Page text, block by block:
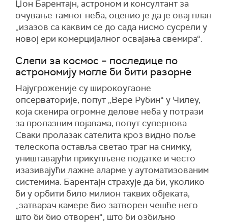
Џон Барентајн, астроном и консултант за
очување тамног неба, оценио је да је овај план
„изазов са каквим се до сада нисмо сусрели у
новој ери комерцијалног освајања свемира“.
Слепи за космос – последице по
астрономију могле би бити разорне
Најугроженије су широкоугаоне
опсерваторије, попут „Вере Рубин“ у Чилеу,
која скенира огромне делове неба у потрази
за пролазним појавама, попут супернова.
Сваки пролазак сателита кроз видно поље
телескопа оставља светао траг на снимку,
уништавајући прикупљене податке и често
изазивајући лажне аларме у аутоматизованим
системима. Барентајн страхује да би, уколико
би у орбити било милион таквих објеката,
„затварач камере био затворен чешће него
што би био отворен“, што би озбиљно